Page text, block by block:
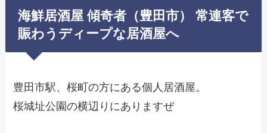
海鮮居酒屋 傾奇者（豊田市） 常連客で
賑わうディープな居酒屋へ
豊田市駅、桜町の方にある個人居酒屋。
桜城址公園の横辺りにありますぜ